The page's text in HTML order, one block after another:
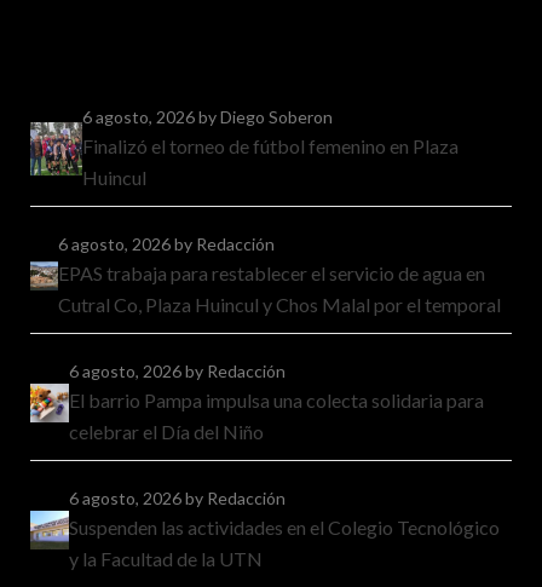
6 agosto, 2026by Diego Soberon
Finalizó el torneo de fútbol femenino en Plaza
Huincul
6 agosto, 2026by Redacción
EPAS trabaja para restablecer el servicio de agua en
Cutral Co, Plaza Huincul y Chos Malal por el temporal
6 agosto, 2026by Redacción
El barrio Pampa impulsa una colecta solidaria para
celebrar el Día del Niño
6 agosto, 2026by Redacción
Suspenden las actividades en el Colegio Tecnológico
y la Facultad de la UTN